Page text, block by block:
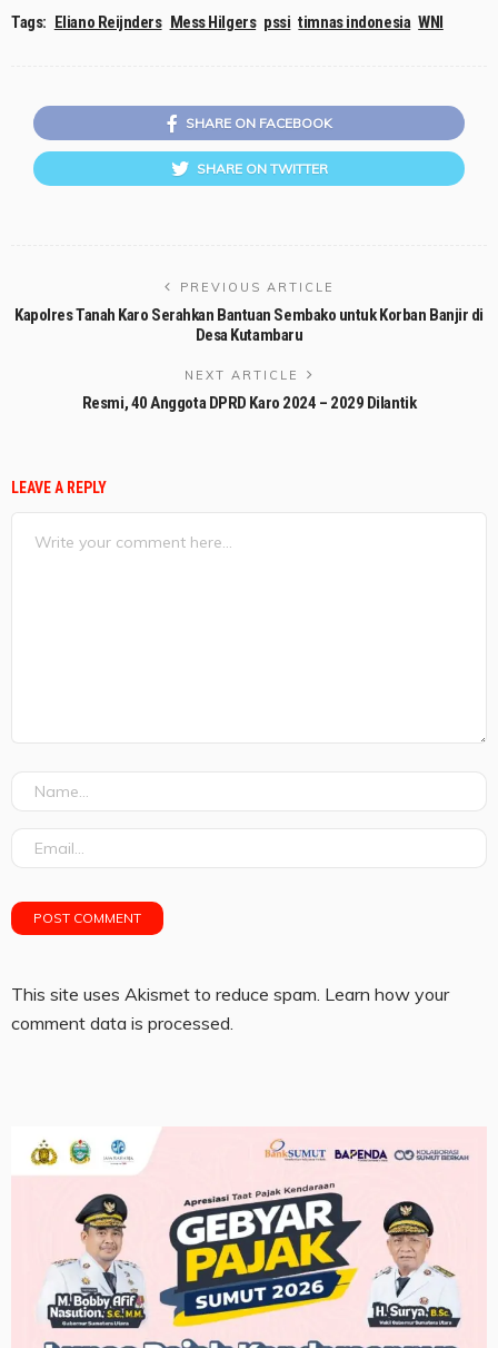
Tags: Eliano Reijnders Mess Hilgers pssi timnas indonesia WNI
SHARE ON FACEBOOK
SHARE ON TWITTER
PREVIOUS ARTICLE
Kapolres Tanah Karo Serahkan Bantuan Sembako untuk Korban Banjir di
Desa Kutambaru
NEXT ARTICLE
Resmi, 40 Anggota DPRD Karo 2024 – 2029 Dilantik
LEAVE A REPLY
This site uses Akismet to reduce spam. Learn how your
comment data is processed.